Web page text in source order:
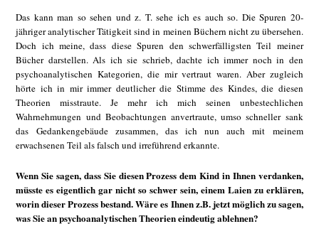
Das kann man so sehen und z. T. sehe ich es auch so. Die Spuren 20-
jähriger analytischer Tätigkeit sind in meinen Büchern nicht zu übersehen.
Doch ich meine, dass diese Spuren den schwerfälligsten Teil meiner
Bücher darstellen. Als ich sie schrieb, dachte ich immer noch in den
psychoanalytischen Kategorien, die mir vertraut waren. Aber zugleich
hörte ich in mir immer deutlicher die Stimme des Kindes, die diesen
Theorien misstraute. Je mehr ich mich seinen unbestechlichen
Wahrnehmungen und Beobachtungen anvertraute, umso schneller sank
das Gedankengebäude zusammen, das ich nun auch mit meinem
erwachsenen Teil als falsch und irreführend erkannte.
Wenn Sie sagen, dass Sie diesen Prozess dem Kind in Ihnen verdanken,
müsste es eigentlich gar nicht so schwer sein, einem Laien zu erklären,
worin dieser Prozess bestand. Wäre es Ihnen z.B. jetzt möglich zu sagen,
was Sie an psychoanalytischen Theorien eindeutig ablehnen?